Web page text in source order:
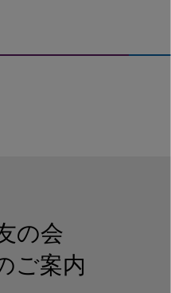
の会
ご案内